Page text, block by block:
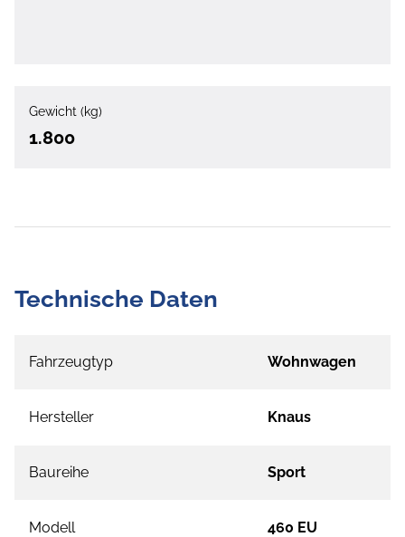
Gewicht (kg)
1.800
Technische Daten
Fahrzeugtyp Wohnwagen
Hersteller Knaus
Baureihe Sport
Modell 460 EU